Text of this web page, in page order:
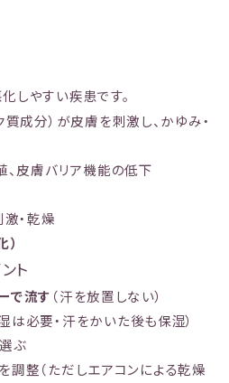
しやすい疾患です。
成分）が皮膚を刺激し、かゆみ・
、皮膚バリア機能の低下
・乾燥
ト
で流す （汗を放置しない）
は必要・汗をかいた後も保湿）
ぶ
調整（ただしエアコンによる乾燥